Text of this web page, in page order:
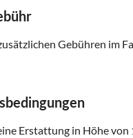
Gebühren im
Erstattung in Höhe von